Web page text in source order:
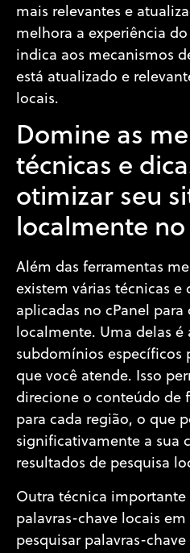
mais relevantes e
melhora a experiência
indica aos mecanismos
está atualizado e
locais.
Domine as
técnicas e
otimizar seu
localmente no
Além das ferramentas
existem várias técnicas e
aplicadas no cPanel
localmente. Uma delas é
subdomínios específicos
que você atende. Isso
direcione o conteúdo de
para cada região, o que
significativamente a sua
resultados de pesquisa
Outra técnica
palavras-chave locais
pesquisar palavras-